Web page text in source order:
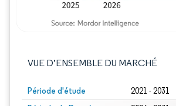
VUE D’ENSEMBLE DU MARCHÉ
Période d'étude 2021 - 2031